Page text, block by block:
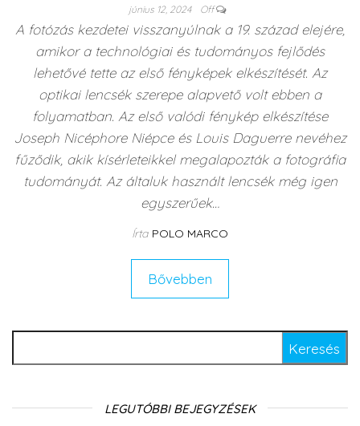
június 12, 2024 Off
A fotózás kezdetei visszanyúlnak a 19. század elejére,
amikor a technológiai és tudományos fejlődés
lehetővé tette az első fényképek elkészítését. Az
optikai lencsék szerepe alapvető volt ebben a
folyamatban. Az első valódi fénykép elkészítése
Joseph Nicéphore Niépce és Louis Daguerre nevéhez
fűződik, akik kísérleteikkel megalapozták a fotográfia
tudományát. Az általuk használt lencsék még igen
egyszerűek…
Írta POLO MARCO
Bővebben
LEGUTÓBBI BEJEGYZÉSEK